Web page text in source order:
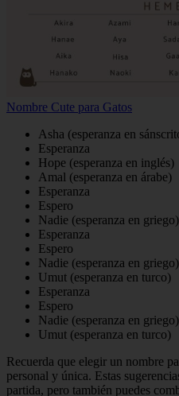
Nombre Cute para Gatos
Asha (esperanza en
Esperanza
Hope (esperanza en inglés)
Amal (esperanza en árabe)
Esperanza
Espero
Nadie (esperanza en griego)
Esperanza
Espero
Nadie (esperanza en griego)
Umut (esperanza en turco)
Esperanza
Espero
Nadie (esperanza en griego)
Umut (esperanza en turco)
Recuerda que elegir un nombre
personal y única. Estas
partida, pero también puedes